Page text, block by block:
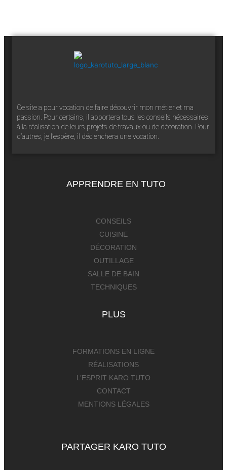
Ce site a pour vocation de faire découvrir mon métier et ma
passion. Pour certains, il apportera tous les conseils nécessaires
à la réalisation de leurs projets de travaux ou de décoration. Pour
d’autres, je l’espère, il déclenchera une vocation.
APPRENDRE EN TUTO
CONSEILS
CUISINE
DÉCORATION
OUTILLAGE
SALLE DE BAIN
TECHNIQUES
PLUS
FORMATIONS EN LIGNE
RÉALISATIONS
L’ESPRIT KARO TUTO
CONTACT
MENTIONS LÉGALES
PARTAGER KARO TUTO